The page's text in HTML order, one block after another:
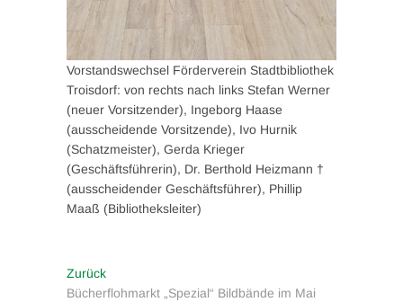
Vorstandswechsel Förderverein Stadtbibliothek
Troisdorf: von rechts nach links Stefan Werner
(neuer Vorsitzender), Ingeborg Haase
(ausscheidende Vorsitzende), Ivo Hurnik
(Schatzmeister), Gerda Krieger
(Geschäftsführerin), Dr. Berthold Heizmann †
(ausscheidender Geschäftsführer), Phillip
Maaß (Bibliotheksleiter)
Beitragsnavigation
ZurückVorheriger
Beitrag:
Bücherflohmarkt „Spezial“ Bildbände im Mai